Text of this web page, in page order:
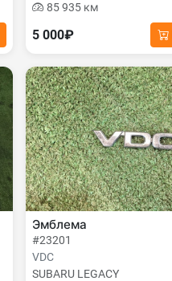
85 935 км
5 000₽
Эмблема
#23201
VDC
SUBARU LEGACY